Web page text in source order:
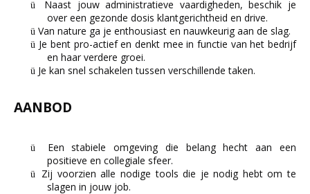
ü
Naast jouw administratieve vaardigheden, beschik je
over een gezonde dosis klantgerichtheid en drive.
ü Van nature ga je enthousiast en nauwkeurig aan de slag.
ü Je bent pro-actief en denkt mee in functie van het bedrijf
en haar verdere groei.
ü Je kan snel schakelen tussen verschillende taken.
AANBOD
ü
Een stabiele omgeving die belang hecht aan een
positieve en collegiale sfeer.
ü
Zij voorzien alle nodige tools die je nodig hebt om te
slagen in jouw job.